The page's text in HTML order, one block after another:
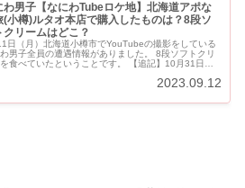
わ男子【なにわTubeロケ地】北海道アポな
(小樽)ルタオ本店で購入したものは？8段ソ
クリームはどこ？
日（月）北海道小樽市でYouTubeの撮影をしている
男子全員の遭遇情報がありました。 8段ソフトクリ
べていたということです。 【追記】10月31日配
2023.09.12